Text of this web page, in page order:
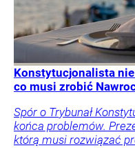
Konstytucjonalista
co musi zrobić
Spór o Trybunał
końca problemów.
którą musi rozwiązać